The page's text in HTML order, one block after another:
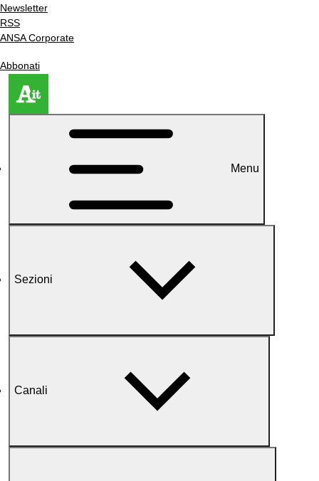
Newsletter
RSS
ANSA Corporate
Abbonati
Menu
Sezioni
Canali